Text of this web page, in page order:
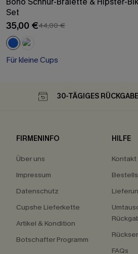
Set
35,00 €44,00 €
Für kleine Cups
30-TÄGIGES
FIRMENINFO
Über uns
Impressum
Datenschutz
Cupshe Lieferkette
Artikel & Kondition
Botschafter Programm
HILFE
Kontakt
FAQs